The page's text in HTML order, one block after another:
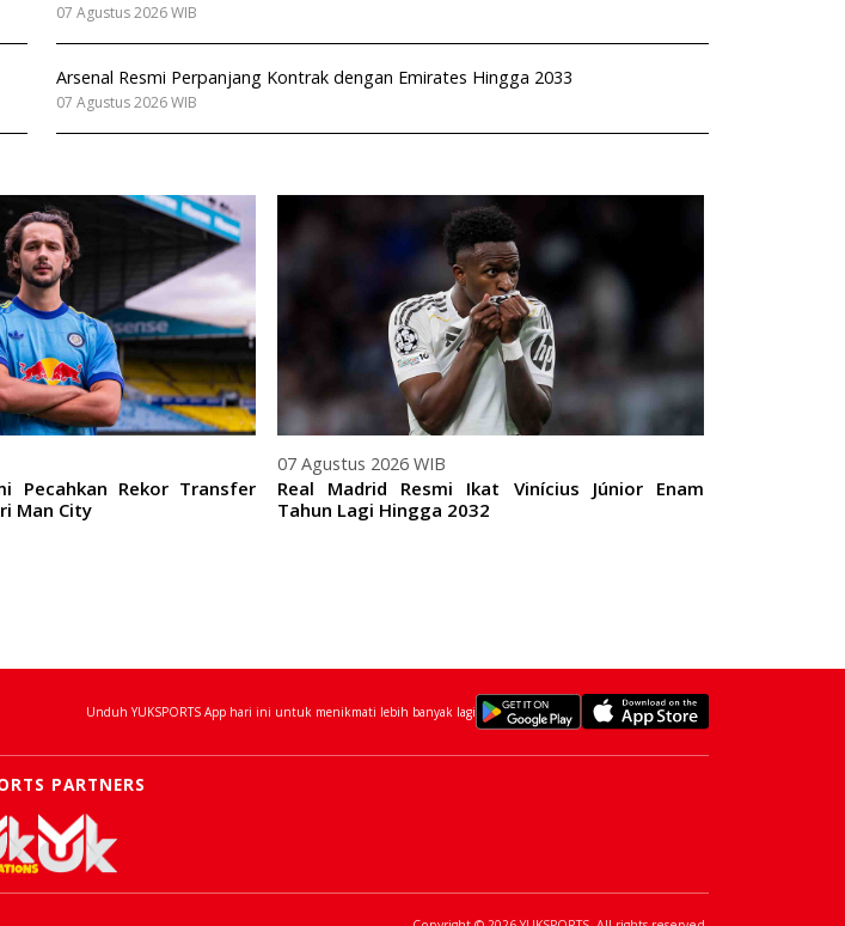
07 Agustus 2026 WIB
Arsenal Resmi Perpanjang Kontrak dengan Emirates Hingga 2033
07 Agustus 2026 WIB
Pecahkan Rekor Transfer
Man City
07 Agustus 2026 WIB
Real Madrid Resmi Ikat Vinícius Júnior Enam
Tahun Lagi Hingga 2032
Unduh YUKSPORTS App hari ini untuk menikmati lebih banyak lagi
PARTNERS